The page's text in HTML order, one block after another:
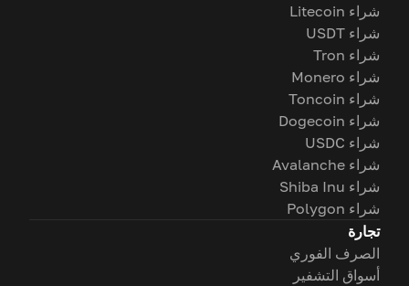
شراء Litecoin
شراء USDT
شراء Tron
شراء Monero
شراء Toncoin
شراء Dogecoin
شراء USDC
شراء Avalanche
شراء Shiba Inu
شراء Polygon
تجارة
الصرف الفوري
أسواق التشفير